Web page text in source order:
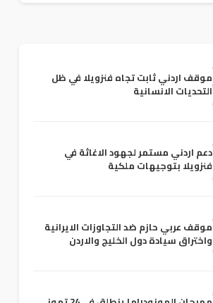
موقف اردني ثابت تجاه فنزويلا في ظل
التحديات الانسانية
دعم اردني مستمر لجهود الاغاثة في
فنزويلا بتوجيهات ملكية
موقف عربي حازم ضد التجاوزات الايرانية
واختراق سيادة دول الخليج والاردن